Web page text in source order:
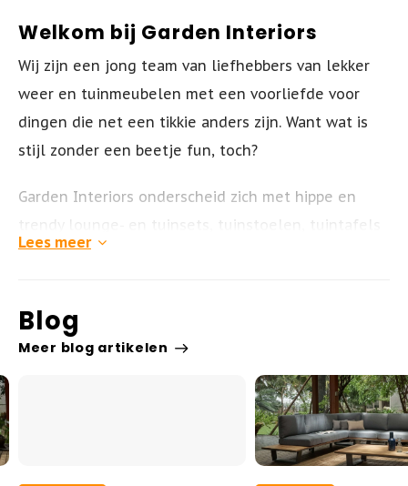
Welkom bij Garden Interiors
Wij zijn een jong team van liefhebbers van lekker
weer en tuinmeubelen met een voorliefde voor
dingen die net een tikkie anders zijn. Want wat is
stijl zonder een beetje fun, toch?
Garden Interiors onderscheid zich met hippe en
trendy lounge- en tuinsets, tuinstoelen, tuintafels
en barkrukken. Wij richten ons
tuinmeubel-collectie is een mix van uitbundige
stijlen gecombineerd met hoge service en
Wij bieden u een ruim assortiment kwaliteit
tuinmeubelen van een goede kwaliteit, met een
Lees meer
Blog
Meer blog artikelen